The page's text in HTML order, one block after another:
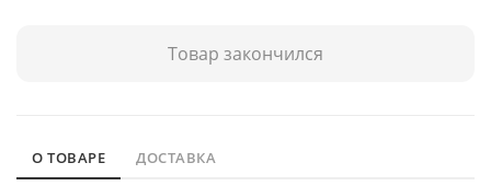
Товар закончился
О ТОВАРЕ ДОСТАВКА